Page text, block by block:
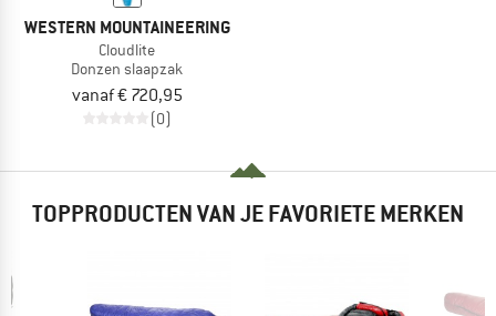
WESTERN MOUNTAINEERING
Cloudlite
Donzen slaapzak
vanaf € 720,95
(0)
TOPPRODUCTEN VAN JE FAVORIETE MERKEN